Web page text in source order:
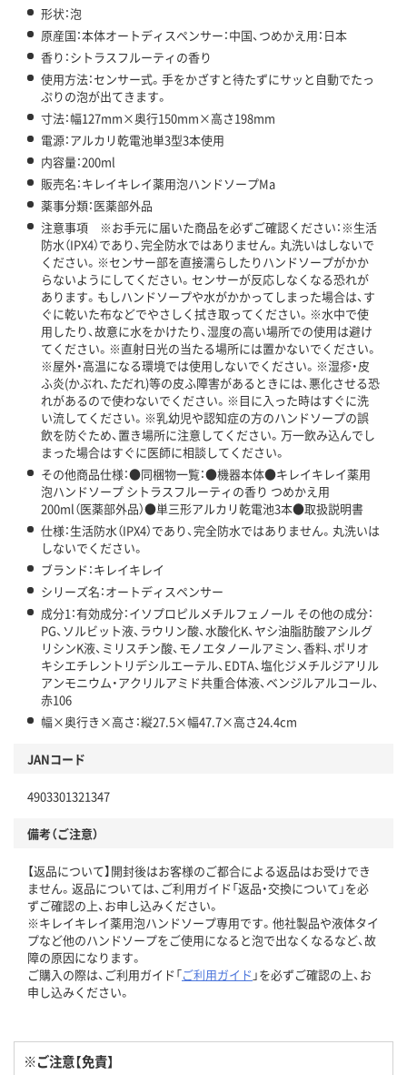
形状：泡
原産国：本体オートディスペンサー：中国、つめかえ用：日本
香り：シトラスフルーティの香り
使用方法：センサー式。手をかざすと待たずにサッと自動でたっ
ぷりの泡が出てきます。
寸法：幅127mm×奥行150mm×高さ198mm
電源：アルカリ乾電池単3型3本使用
内容量：200ml
販売名：キレイキレイ薬用泡ハンドソープMa
薬事分類：医薬部外品
注意事項 ※お手元に届いた商品を必ずご確認ください：※生活
防水（IPX4）であり、完全防水ではありません。丸洗いはしないで
ください。※センサー部を直接濡らしたりハンドソープがかか
らないようにしてください。センサーが反応しなくなる恐れが
あります。もしハンドソープや水がかかってしまった場合は、す
ぐに乾いた布などでやさしく拭き取ってください。※水中で使
用したり、故意に水をかけたり、湿度の高い場所での使用は避け
てください。※直射日光の当たる場所には置かないでください。
※屋外・高温になる環境では使用しないでください。※湿疹・皮
ふ炎(かぶれ、ただれ)等の皮ふ障害があるときには、悪化させる恐
れがあるので使わないでください。※目に入った時はすぐに洗
い流してください。※乳幼児や認知症の方のハンドソープの誤
飲を防ぐため、置き場所に注意してください。万一飲み込んでし
まった場合はすぐに医師に相談してください。
その他商品仕様：●同梱物一覧：●機器本体●キレイキレイ薬用
泡ハンドソープ シトラスフルーティの香り つめかえ用
200ml（医薬部外品）●単三形アルカリ乾電池3本●取扱説明書
仕様：生活防水（IPX4）であり、完全防水ではありません。丸洗いは
しないでください。
ブランド：キレイキレイ
シリーズ名：オートディスペンサー
成分1：有効成分：イソプロピルメチルフェノール その他の成分：
PG、ソルビット液、ラウリン酸、水酸化K、ヤシ油脂肪酸アシルグ
リシンK液、ミリスチン酸、モノエタノールアミン、香料、ポリオ
キシエチレントリデシルエーテル、EDTA、塩化ジメチルジアリル
アンモニウム・アクリルアミド共重合体液、ベンジルアルコール、
赤106
幅×奥行き×高さ：縦27.5×幅47.7×高さ24.4cm
JANコード
4903301321347
備考（ご注意）
【返品について】開封後はお客様のご都合による返品はお受けでき
ません。返品については、ご利用ガイド「返品・交換について」を必
ずご確認の上、お申し込みください。
※キレイキレイ薬用泡ハンドソープ専用です。他社製品や液体タイ
プなど他のハンドソープをご使用になると泡で出なくなるなど、故
障の原因になります。
ご購入の際は、ご利用ガイド「ご利用ガイド 」を必ずご確認の上、お
申し込みください。
※ご注意【免責】